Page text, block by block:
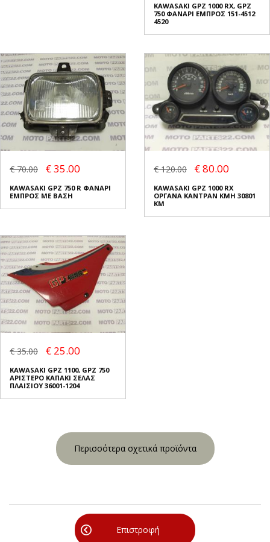
KAWASAKI GPZ 1000 RX, GPZ
750 ΦΑΝΑΡΙ ΕΜΠΡΟΣ 151-4512
4520
€ 70.00 € 35.00
KAWASAKI GPZ 750 R ΦΑΝΑΡΙ
ΕΜΠΡΟΣ ΜΕ ΒΑΣΗ
€ 120.00 € 80.00
KAWASAKI GPZ 1000 RX
ΟΡΓΑΝΑ ΚΑΝΤΡΑΝ KMH 30801
KM
€ 35.00 € 25.00
KAWASAKI GPZ 1100, GPZ 750
ΑΡΙΣΤΕΡΟ ΚΑΠΑΚΙ ΣΕΛΑΣ
ΠΛΑΙΣΙΟΥ 36001-1204
Περισσότερα σχετικά προϊόντα
Επιστροφή